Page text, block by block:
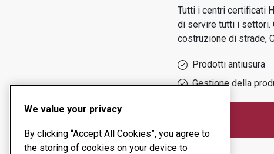
Tutti i centri certificati
di servire tutti i settori.
costruzione di strade,
Prodotti antiusura
Gestione della
We value your privacy
By clicking “Accept All Cookies”, you agree to
the storing of cookies on your device to